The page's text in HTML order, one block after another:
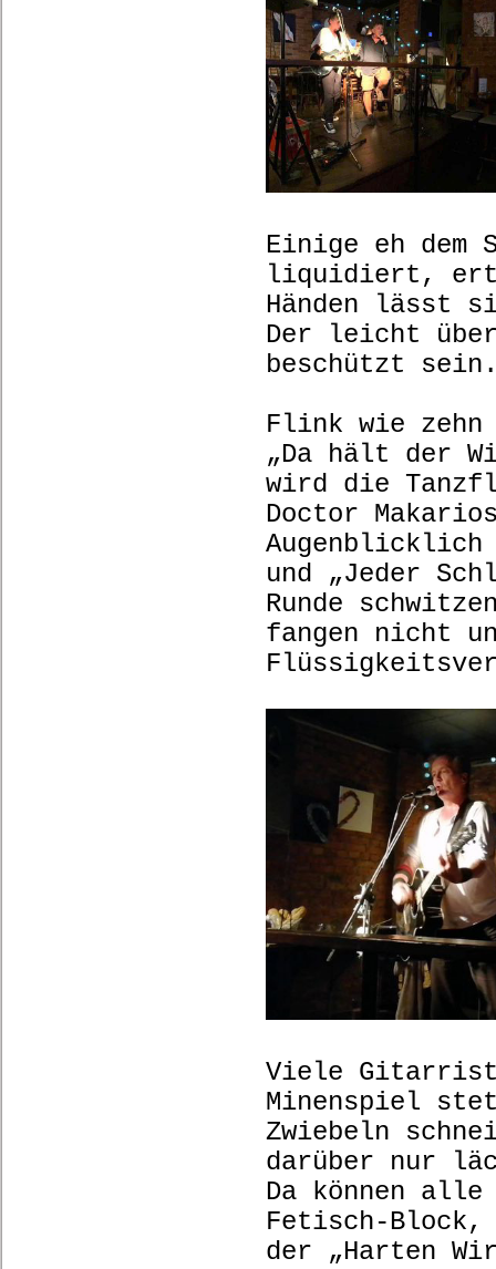
Einige eh dem
liquidiert,
Händen lässt
Der leicht
Flink wie
„Da hält der
wird die
Doctor
Augenblicklich
und „Jeder
Runde
fangen nicht
Viele
Minenspiel
Zwiebeln
darüber nur
Da können alle
Fetisch-Block,
der „Harten